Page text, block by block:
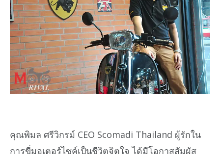
คุณพิมล ศรีวิกรม์ CEO Scomadi Thailand ผู้รักใน
การขี่มอเตอร์ไซค์เป็นชีวิตจิตใจ ได้มีโอกาสสัมผัส